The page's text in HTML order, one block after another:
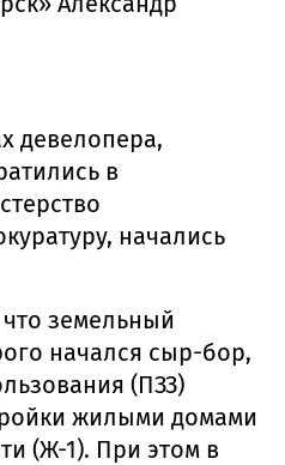
девелопера,
в
начались
земельный
начался сыр-бор,
(ПЗЗ)
жилыми домами
(Ж-1). При этом в